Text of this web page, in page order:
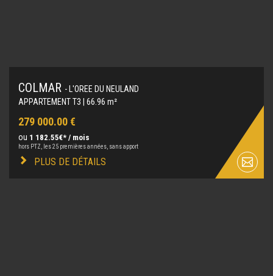
COLMAR - L'OREE DU NEULAND
APPARTEMENT T3 | 66.96 m²
279 000.00 €
ou 1 182.55€* / mois
hors PTZ, les 25 premières années, sans apport
PLUS DE DÉTAILS